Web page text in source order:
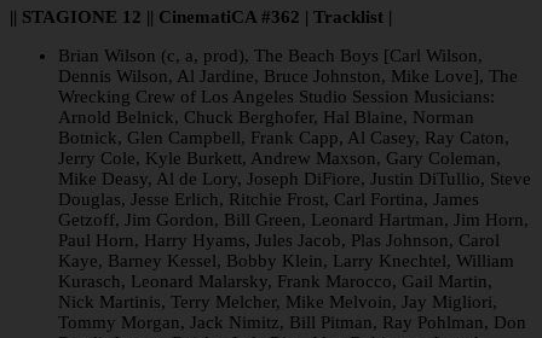
|| STAGIONE 12 || CinematiCA #362 | Tracklist |
Brian Wilson (c, a, prod), The Beach Boys [Carl Wilson,
Dennis Wilson, Al Jardine, Bruce Johnston, Mike Love], The
Wrecking Crew of Los Angeles Studio Session Musicians:
Arnold Belnick, Chuck Berghofer, Hal Blaine, Norman
Botnick, Glen Campbell, Frank Capp, Al Casey, Ray Caton,
Jerry Cole, Kyle Burkett, Andrew Maxson, Gary Coleman,
Mike Deasy, Al de Lory, Joseph DiFiore, Justin DiTullio, Steve
Douglas, Jesse Erlich, Ritchie Frost, Carl Fortina, James
Getzoff, Jim Gordon, Bill Green, Leonard Hartman, Jim Horn,
Paul Horn, Harry Hyams, Jules Jacob, Plas Johnson, Carol
Kaye, Barney Kessel, Bobby Klein, Larry Knechtel, William
Kurasch, Leonard Malarsky, Frank Marocco, Gail Martin,
Nick Martinis, Terry Melcher, Mike Melvoin, Jay Migliori,
Tommy Morgan, Jack Nimitz, Bill Pitman, Ray Pohlman, Don